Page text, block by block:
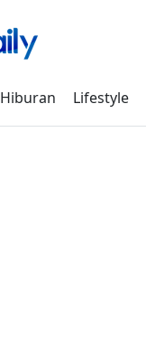
Hiburan Lifestyle